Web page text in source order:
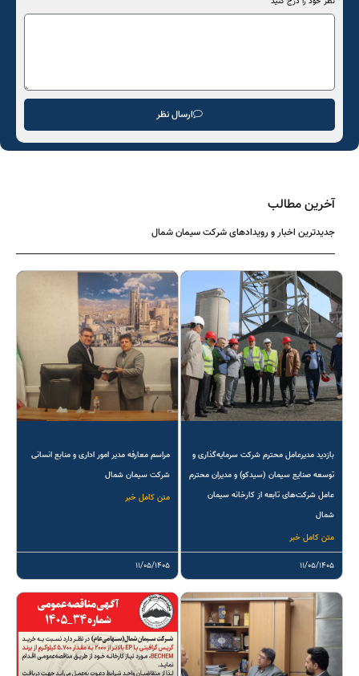
ارسال نظر
آخرین مطالب
جدیدترین اخبار و رویدادهای شرکت سیمان شمال
بازدید مدیرعامل محترم شرکت سرمایه‌گذاری و
توسعه صنایع سیمان (سیدکو) و مدیران محترم
عامل شرکت‌های تابعه از کارخانه سیمان
شمال
متن کامل خبر
۱۱/۰۵/۱۴۰۵
مراسم معارفه مدیر امور اداری و منابع انسانی
شرکت سیمان شمال
متن کامل خبر
۱۱/۰۵/۱۴۰۵